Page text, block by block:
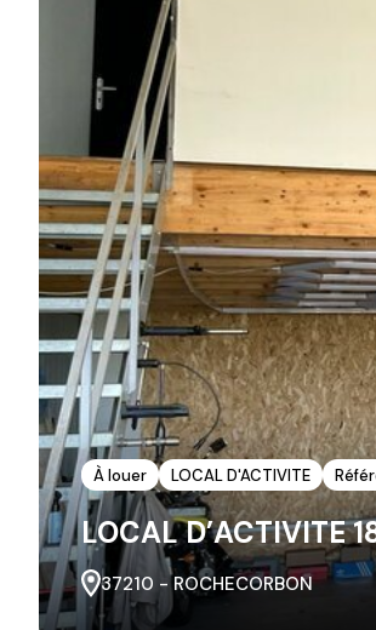
À louer LOCAL D'ACTIVITE
LOCAL D’ACTIVITE
37210 - ROCHECORBON